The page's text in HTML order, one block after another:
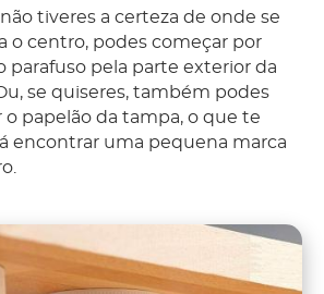
não tiveres a certeza de onde se
o centro, podes começar por
parafuso pela parte exterior da
se quiseres, também podes
o papelão da tampa, o que te
encontrar uma pequena marca